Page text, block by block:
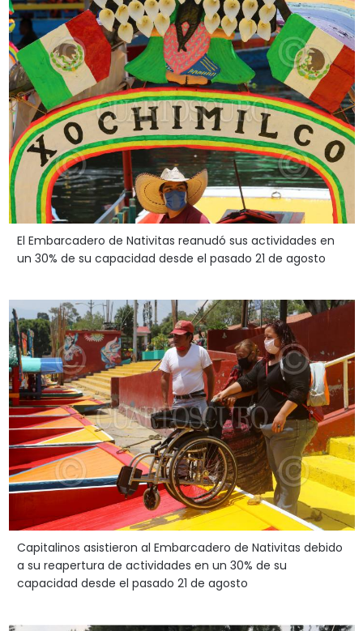
El Embarcadero de Nativitas reanudó sus actividades en
un 30% de su capacidad desde el pasado 21 de agosto
Capitalinos asistieron al Embarcadero de Nativitas debido
a su reapertura de actividades en un 30% de su
capacidad desde el pasado 21 de agosto